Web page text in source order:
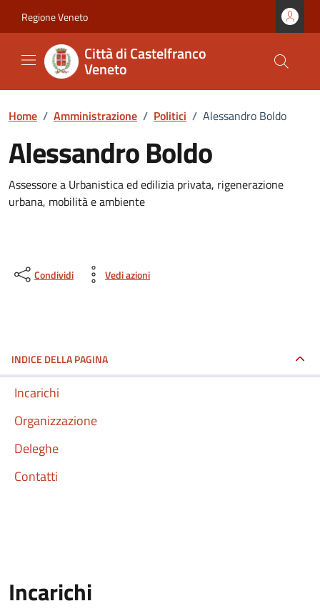
Regione Veneto
Città di Castelfranco
Veneto
Home / Amministrazione / Politici / Alessandro Boldo
Alessandro Boldo
Assessore a Urbanistica ed edilizia privata, rigenerazione
urbana, mobilità e ambiente
Condividi Vedi azioni
INDICE DELLA PAGINA
Incarichi
Organizzazione
Deleghe
Contatti
Incarichi